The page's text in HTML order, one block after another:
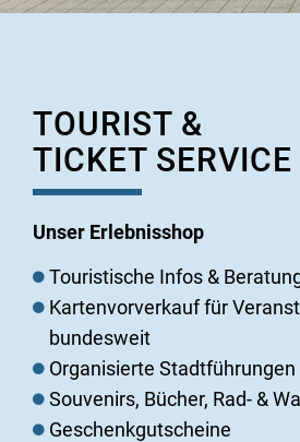
TOURIST &
TICKET SERVICE
Unser Erlebnisshop
Touristische Infos &
Kartenvorverkauf für
bundesweit
Organisierte Stadtführungen
Souvenirs, Bücher, Rad- &
Geschenkgutscheine